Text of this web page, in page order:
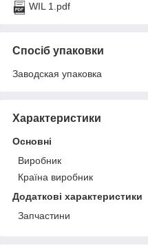
WIL 1.pdf
Спосіб упаковки
Заводская упаковка
Характеристики
Основні
Виробник
Країна виробник
Додаткові характеристики
Запчастини